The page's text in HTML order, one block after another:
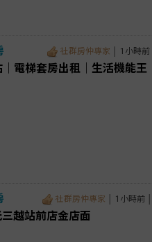
社群房仲專家 │ 1小時
電梯套房出租｜生活機能王
社群房仲專家 │ 1小時前
越站前店金店面